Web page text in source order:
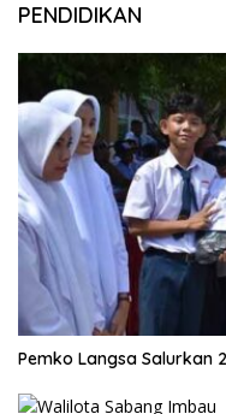
PENDIDIKAN
Pemko Langsa Salurkan